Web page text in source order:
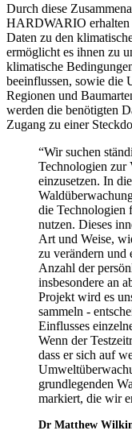
Durch diese
HARDWARIO erhalten
Daten zu den
ermöglicht es ihnen zu
klimatische
beeinflussen, sowie die
Regionen und
werden die benötigten
Zugang zu einer
“Wir suchen
Technologien zur
einzusetzen. In
die Technologien
nutzen. Dieses
Art und Weise,
zu verändern und
Anzahl der
insbesondere an
Projekt wird es
sammeln -
Einflusses
Wenn der
dass er sich auf
grundlegenden
markiert, die wir
Dr Matthew